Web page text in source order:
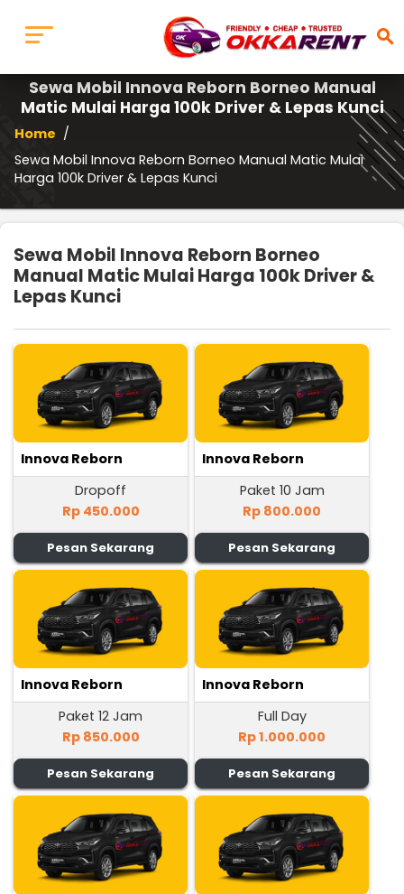
search
Sewa Mobil Innova Reborn Borneo Manual
Matic Mulai Harga 100k Driver & Lepas Kunci
Home /
Sewa Mobil Innova Reborn Borneo Manual Matic Mulai
Harga 100k Driver & Lepas Kunci
Sewa Mobil Innova Reborn Borneo
Manual Matic Mulai Harga 100k Driver &
Lepas Kunci
Innova Reborn
Dropoff
Rp 450.000
Pesan Sekarang
Innova Reborn
Paket 10 Jam
Rp 800.000
Pesan Sekarang
Innova Reborn
Paket 12 Jam
Rp 850.000
Pesan Sekarang
Innova Reborn
Full Day
Rp 1.000.000
Pesan Sekarang